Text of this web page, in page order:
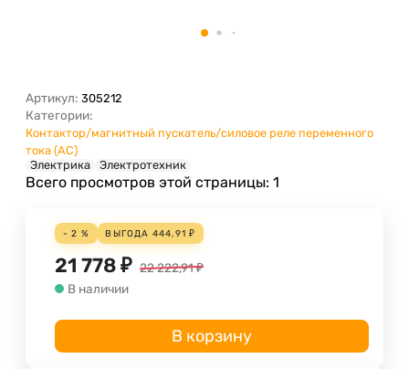
Артикул: 305212
Категории:
Контактор/магнитный пускатель/силовое реле переменного
тока (АС)
Электрика
Электротехник
Всего просмотров этой страницы: 1
- 2 % ВЫГОДА 444,91 ₽
21 778 ₽ 22 222,91₽
В наличии
В корзину